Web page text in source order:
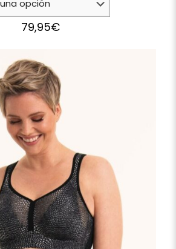
79,95€